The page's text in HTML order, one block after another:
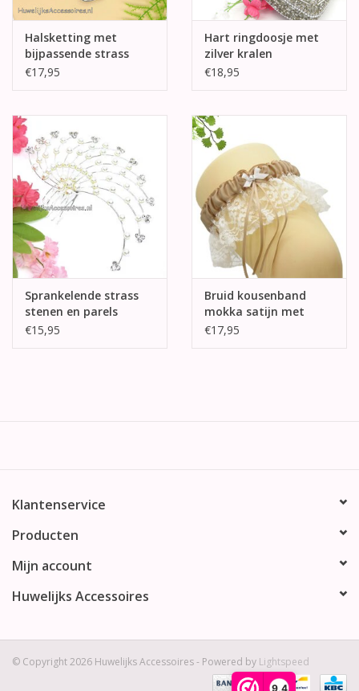
9,4
Halsketting met
bijpassende strass
hart oorbellen
€17,95
Hart ringdoosje met
zilver kralen
€18,95
Sprankelende strass
stenen en parels
haarkam
€15,95
Bruid kousenband
mokka satijn met
ivoor kant
€17,95
Klantenservice
Producten
Mijn account
Huwelijks Accessoires
© Copyright 2026 Huwelijks Accessoires - Powered by Lightspeed